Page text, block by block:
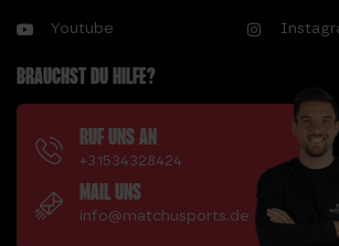
Youtube
BRAUCHST DU HILFE?
RUF UNS AN
+31534328424
MAIL UNS
info@matchusports.de